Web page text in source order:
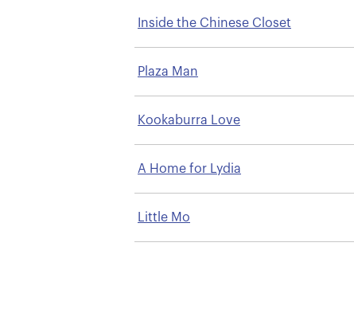
Inside the Chinese Closet
Plaza Man
Kookaburra Love
A Home for Lydia
Little Mo